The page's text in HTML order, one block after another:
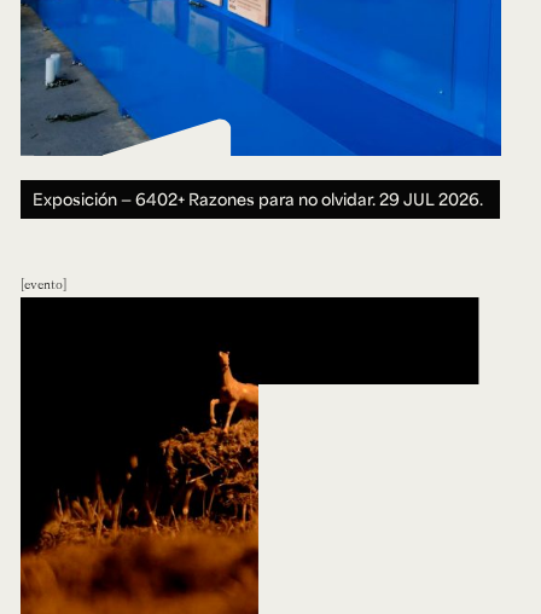
Exposición — 6402+ Razones para no olvidar.29 JUL 2026.
evento